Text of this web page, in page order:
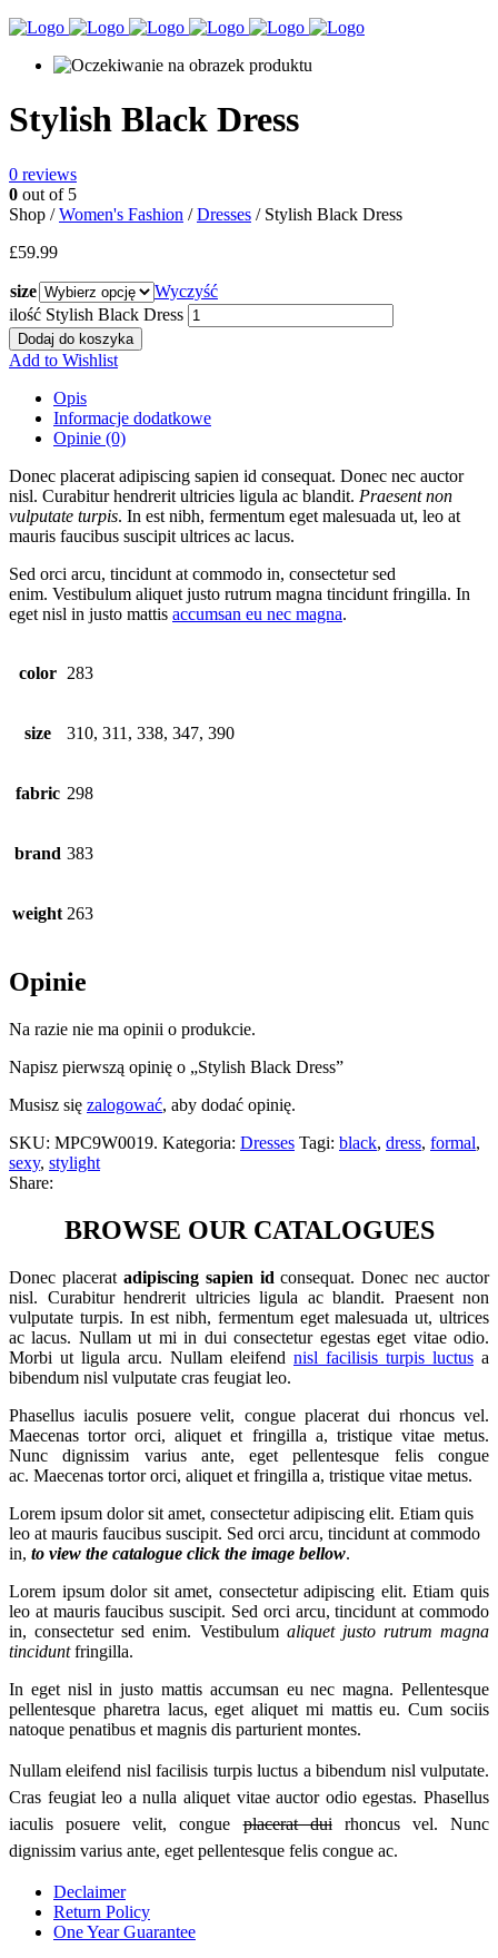
Stylish Black Dress
0 reviews
0 out of 5
Shop /Women's Fashion /Dresses / Stylish Black Dress
£59.99
size
Wyczyść
ilość Stylish Black Dress
Dodaj do koszyka
Add to Wishlist
Opis
Informacje dodatkowe
Opinie (0)
Donec placerat adipiscing sapien id consequat. Donec nec auctor
nisl. Curabitur hendrerit ultricies ligula ac blandit. Praesent non
vulputate turpis. In est nibh, fermentum eget malesuada ut, leo at
mauris faucibus suscipit ultrices ac lacus.
Sed orci arcu, tincidunt at commodo in, consectetur sed
enim. Vestibulum aliquet justo rutrum magna tincidunt fringilla. In
eget nisl in justo mattis accumsan eu nec magna.
color 283
size 310, 311, 338, 347, 390
fabric 298
brand 383
weight 263
Opinie
Na razie nie ma opinii o produkcie.
Napisz pierwszą opinię o „Stylish Black Dress”
Musisz się zalogować, aby dodać opinię.
SKU: MPC9W0019. Kategoria: Dresses Tagi: black, dress, formal,
sexy, stylight
Share:
BROWSE OUR CATALOGUES
Donec placerat adipiscing sapien id consequat. Donec nec auctor
nisl. Curabitur hendrerit ultricies ligula ac blandit. Praesent non
vulputate turpis. In est nibh, fermentum eget malesuada ut, ultrices
ac lacus. Nullam ut mi in dui consectetur egestas eget vitae odio.
Morbi ut ligula arcu. Nullam eleifend nisl facilisis turpis luctus a
bibendum nisl vulputate cras feugiat leo.
Phasellus iaculis posuere velit, congue placerat dui rhoncus vel.
Maecenas tortor orci, aliquet et fringilla a, tristique vitae metus.
Nunc dignissim varius ante, eget pellentesque felis congue
ac. Maecenas tortor orci, aliquet et fringilla a, tristique vitae metus.
Lorem ipsum dolor sit amet, consectetur adipiscing elit. Etiam quis
leo at mauris faucibus suscipit. Sed orci arcu, tincidunt at commodo
in, to view the catalogue click the image bellow.
Lorem ipsum dolor sit amet, consectetur adipiscing elit. Etiam quis
leo at mauris faucibus suscipit. Sed orci arcu, tincidunt at commodo
in, consectetur sed enim. Vestibulumaliquet justo rutrum magna
tinciduntfringilla.
In eget nisl in justo mattis accumsan eu nec magna. Pellentesque
pellentesque pharetra lacus, eget aliquet mi mattis eu. Cum sociis
natoque penatibus et magnis dis parturient montes.
Nullam eleifend nisl facilisis turpis luctus a bibendum nisl vulputate.
Cras feugiat leo a nulla aliquet vitae auctor odio egestas. Phasellus
iaculis posuere velit, congueplacerat duirhoncus vel. Nunc
dignissim varius ante, eget pellentesque felis congue ac.
Declaimer
Return Policy
One Year Guarantee